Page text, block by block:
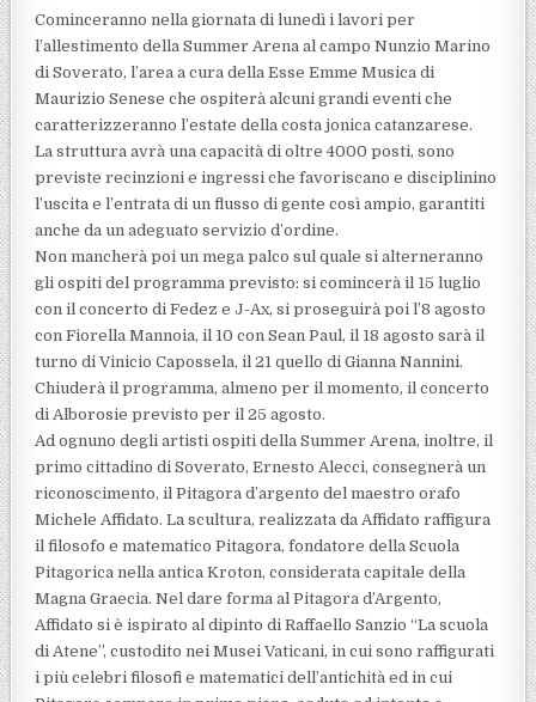
Cominceranno nella giornata di lunedì i lavori per
l’allestimento della Summer Arena al campo Nunzio Marino
di Soverato, l’area a cura della Esse Emme Musica di
Maurizio Senese che ospiterà alcuni grandi eventi che
caratterizzeranno l’estate della costa jonica catanzarese.
La struttura avrà una capacità di oltre 4000 posti, sono
previste recinzioni e ingressi che favoriscano e disciplinino
l’uscita e l’entrata di un flusso di gente così ampio, garantiti
anche da un adeguato servizio d’ordine.
Non mancherà poi un mega palco sul quale si alterneranno
gli ospiti del programma previsto: si comincerà il 15 luglio
con il concerto di Fedez e J-Ax, si proseguirà poi l’8 agosto
con Fiorella Mannoia, il 10 con Sean Paul, il 18 agosto sarà il
turno di Vinicio Capossela, il 21 quello di Gianna Nannini.
Chiuderà il programma, almeno per il momento, il concerto
di Alborosie previsto per il 25 agosto.
Ad ognuno degli artisti ospiti della Summer Arena, inoltre, il
primo cittadino di Soverato, Ernesto Alecci, consegnerà un
riconoscimento, il Pitagora d’argento del maestro orafo
Michele Affidato. La scultura, realizzata da Affidato raffigura
il filosofo e matematico Pitagora, fondatore della Scuola
Pitagorica nella antica Kroton, considerata capitale della
Magna Graecia. Nel dare forma al Pitagora d’Argento,
Affidato si è ispirato al dipinto di Raffaello Sanzio “La scuola
di Atene”, custodito nei Musei Vaticani, in cui sono raffigurati
i più celebri filosofi e matematici dell’antichità ed in cui